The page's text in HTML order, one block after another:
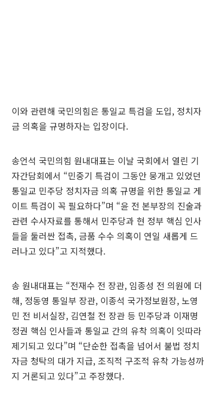
이와 관련해 국민의힘은 통일교 특검을 도입, 정치자
금 의혹을 규명하자는 입장이다.
송언석 국민의힘 원내대표는 이날 국회에서 열린 기
자간담회에서 “민중기 특검이 그동안 뭉개고 있었던
통일교 민주당 정치자금 의혹 규명을 위한 통일교 게
이트 특검이 꼭 필요하다”며 “윤 전 본부장의 진술과
관련 수사자료를 통해서 민주당과 현 정부 핵심 인사
들을 둘러싼 접촉, 금품 수수 의혹이 연일 새롭게 드
러나고 있다”고 지적했다.
송 원내대표는 “전재수 전 장관, 임종성 전 의원에 더
해, 정동영 통일부 장관, 이종석 국가정보원장, 노영
민 전 비서실장, 김연철 전 장관 등 민주당과 이재명
정권 핵심 인사들과 통일교 간의 유착 의혹이 잇따라
제기되고 있다”며 “단순한 접촉을 넘어서 불법 정치
자금 청탁의 대가 지급, 조직적 구조적 유착 가능성까
지 거론되고 있다”고 주장했다.